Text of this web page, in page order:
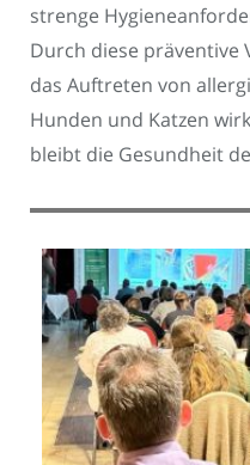
strenge
Durch diese präventive
das Auftreten von
Hunden und Katzen
bleibt die Gesundheit